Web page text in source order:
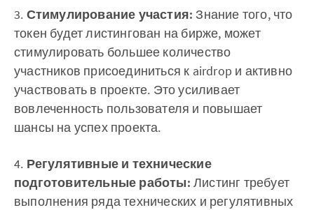
3. Стимулирование участия: Знание того, что
токен будет листингован на бирже, может
стимулировать большее количество
участников присоединиться к airdrop и активно
участвовать в проекте. Это усиливает
вовлеченность пользователя и повышает
шансы на успех проекта.
4. Регулятивные и технические
подготовительные работы: Листинг требует
выполнения ряда технических и регулятивных